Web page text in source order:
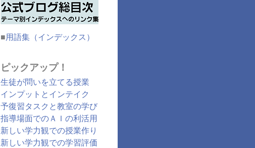
■用語集（インデックス）
ピックアップ！
生徒が問いを立てる授業
インプットとインテイク
予復習タスクと教室の学び
指導場面でのＡＩの利活用
新しい学力観での授業作り
新しい学力観での学習評価